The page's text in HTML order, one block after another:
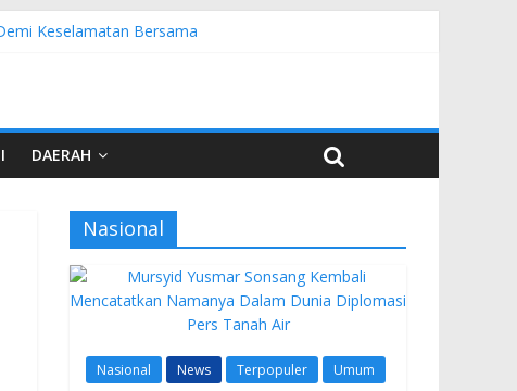
Keselamatan Bersama
di UNJA
DAERAH
Nasional
Nasional News Terpopuler Umum